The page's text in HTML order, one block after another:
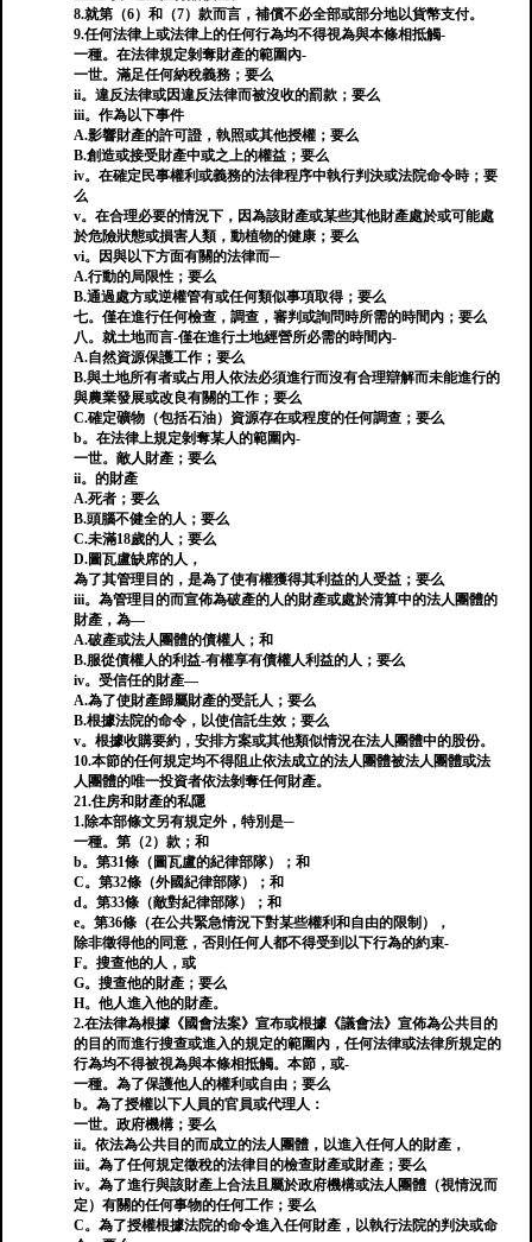
8.就第（6）和（7）款而言，補償不必全部或部分地以貨幣支付。
9.任何法律上或法律上的任何行為均不得視為與本條相抵觸-
一種。在法律規定剝奪財產的範圍內-
一世。滿足任何納稅義務；要么
ii。違反法律或因違反法律而被沒收的罰款；要么
iii。作為以下事件
A.影響財產的許可證，執照或其他授權；要么
B.創造或接受財產中或之上的權益；要么
iv。在確定民事權利或義務的法律程序中執行判決或法院命令時；要
么
v。在合理必要的情況下，因為該財產或某些其他財產處於或可能處
於危險狀態或損害人類，動植物的健康；要么
vi。因與以下方面有關的法律而─
A.行動的局限性；要么
B.通過處方或逆權管有或任何類似事項取得；要么
七。僅在進行任何檢查，調查，審判或詢問時所需的時間內；要么
八。就土地而言-僅在進行土地經營所必需的時間內-
A.自然資源保護工作；要么
B.與土地所有者或占用人依法必須進行而沒有合理辯解而未能進行的
與農業發展或改良有關的工作；要么
C.確定礦物（包括石油）資源存在或程度的任何調查；要么
b。在法律上規定剝奪某人的範圍內-
一世。敵人財產；要么
ii。的財產
A.死者；要么
B.頭腦不健全的人；要么
C.未滿18歲的人；要么
D.圖瓦盧缺席的人，
為了其管理目的，是為了使有權獲得其利益的人受益；要么
iii。為管理目的而宣佈為破產的人的財產或處於清算中的法人團體的
財產，為—
A.破產或法人團體的債權人；和
B.服從債權人的利益-有權享有債權人利益的人；要么
iv。受信任的財產—
A.為了使財產歸屬財產的受託人；要么
B.根據法院的命令，以使信託生效；要么
v。根據收購要約，安排方案或其他類似情況在法人團體中的股份。
10.本節的任何規定均不得阻止依法成立的法人團體被法人團體或法
人團體的唯一投資者依法剝奪任何財產。
21.住房和財產的私隱
1.除本部條文另有規定外，特別是─
一種。第（2）款；和
b。第31條（圖瓦盧的紀律部隊）；和
C。第32條（外國紀律部隊）；和
d。第33條（敵對紀律部隊）；和
e。第36條（在公共緊急情況下對某些權利和自由的限制），
除非徵得他的同意，否則任何人都不得受到以下行為的約束-
F。搜查他的人，或
G。搜查他的財產；要么
H。他人進入他的財產。
2.在法律為根據《國會法案》宣布或根據《議會法》宣佈為公共目的
的目的而進行搜查或進入的規定的範圍內，任何法律或法律所規定的
行為均不得被視為與本條相抵觸。本節，或-
一種。為了保護他人的權利或自由；要么
b。為了授權以下人員的官員或代理人：
一世。政府機構；要么
ii。依法為公共目的而成立的法人團體，以進入任何人的財產，
iii。為了任何規定徵稅的法律目的檢查財產或財產；要么
iv。為了進行與該財產上合法且屬於政府機構或法人團體（視情況而
定）有關的任何事物的任何工作；要么
C。為了授權根據法院的命令進入任何財產，以執行法院的判決或命